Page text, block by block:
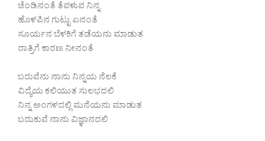
ಚೆಂಡಿನಂತೆ ತೆವಳುವ ನಿನ್ನ
ಹೊಳಪಿನ ಗುಟ್ಟು ಏನಂತೆ
ಸೂರ್ಯನ ಬೆಳಕಿಗೆ ತಡೆಯನು ಮಾಡುತ
ರಾತ್ರಿಗೆ ಕಾರಣ ನೀನಂತೆ
ಬರುವೆನು ನಾನು ನಿನ್ನಯ ನೆಲಕೆ
ವಿದ್ಯೆಯ ಕಲಿಯುತ ಸುಲಭದಲಿ
ನಿನ್ನ ಅಂಗಳದಲ್ಲಿ ಮನೆಯನು ಮಾಡುತ
ಬದುಕುವೆ ನಾನು ವಿಜ್ಞಾನದಲಿ